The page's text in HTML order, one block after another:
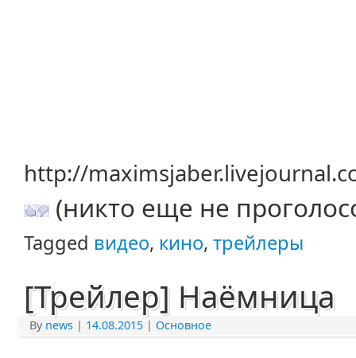
http://
(никто еще не
Tagged видео, кино, трейлеры
[Трейлер] Наёмница
By news | 14.08.2015 | Основное